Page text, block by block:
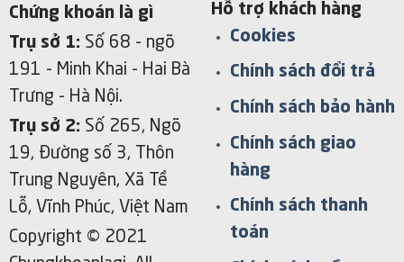
Chứng khoán là gì
Trụ sở 1: Số 68 - ngõ
191 - Minh Khai - Hai Bà
Trưng - Hà Nội.
Trụ sở 2: Số 265, Ngõ
19, Đường số 3, Thôn
Trung Nguyên, Xã Tề
Lỗ, Vĩnh Phúc, Việt Nam
Copyright © 2021
Hỗ trợ khách hàng
Cookies
Chính sách đổi trả
Chính sách bảo hành
Chính sách giao
hàng
Chính sách thanh
toán